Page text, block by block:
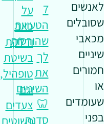
לאנשים
שסובלים
מכאבי
שיניים
חמורים
או
שעומדים
בפני
7
הטעויות
שהורסות
לך
את
השיניים
🦷
סדנה
על
כאב
ודלקת
בשיטת
טופהיל,
וגם
צעדים